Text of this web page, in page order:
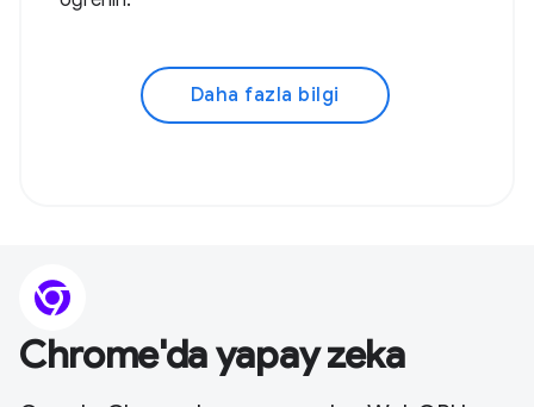
Daha fazla bilgi
Chrome'da yapay zeka